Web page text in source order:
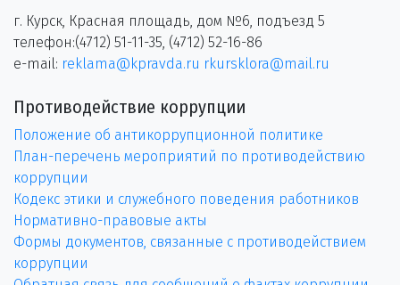
г. Курск, Красная площадь, дом №6, подъезд 5
телефон:(4712) 51-11-35, (4712) 52-16-86
e-mail: reklama@kpravda.ru rkursklora@mail.ru
Противодействие коррупции
Положение об антикоррупционной политике
План-перечень мероприятий по противодействию
коррупции
Кодекс этики и служебного поведения работников
Нормативно-правовые акты
Формы документов, связанные с противодействием
коррупции